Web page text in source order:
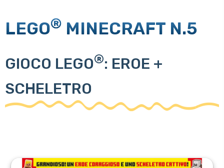
LEGO® MINECRAFT N.5
GIOCO LEGO®: EROE +
SCHELETRO